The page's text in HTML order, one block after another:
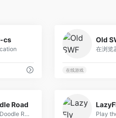
游戏，街机游戏，dos游戏，在线玩，在线街机
cs Old
在线游戏
Road
Play Doodle Road, a creative 2D casual game where you draw paths to guide a car through exciting levels. Test your problem-solving skills now!